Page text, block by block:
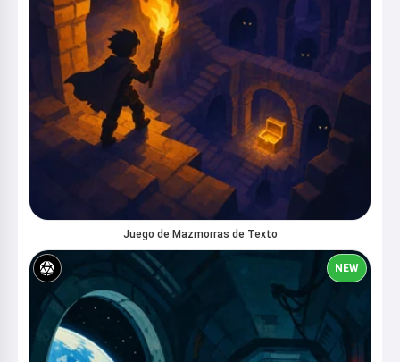
Juego de Mazmorras de Texto
NEW